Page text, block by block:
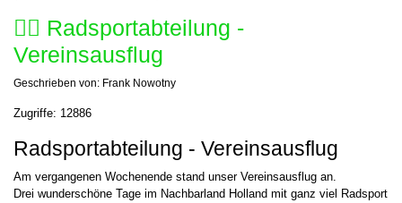
🚴‍♂️ Radsportabteilung -
Vereinsausflug
Geschrieben von: Frank Nowotny
Zugriffe: 12886
Radsportabteilung - Vereinsausflug
Am vergangenen Wochenende stand unser Vereinsausflug an.
Drei wunderschöne Tage im Nachbarland Holland mit ganz viel Radsport